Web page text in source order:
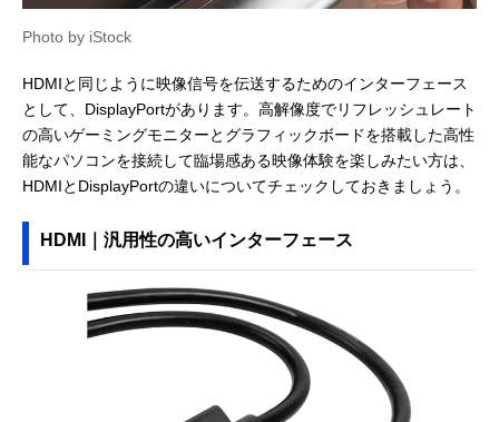
Photo by iStock
HDMIと同じように映像信号を伝送するためのインターフェース
として、DisplayPortがあります。高解像度でリフレッシュレート
の高いゲーミングモニターとグラフィックボードを搭載した高性
能なパソコンを接続して臨場感ある映像体験を楽しみたい方は、
HDMIとDisplayPortの違いについてチェックしておきましょう。
HDMI｜汎用性の高いインターフェース